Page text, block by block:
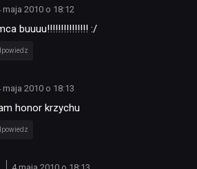
maja 2010 o 18:12
buuuu!!!!!!!!!!!!!!! :/
maja 2010 o 18:13
honor krzychu